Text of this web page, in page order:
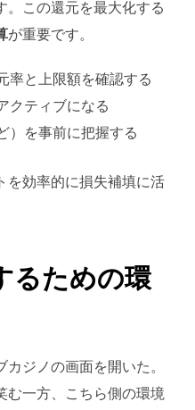
。この還元を最大化する
が重要です。
率と上限額を確認する
クティブになる
）を事前に把握する
を効率的に損失補填に活
るための環
ジノの画面を開いた。
む一方、こちら側の環境